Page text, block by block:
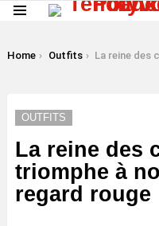
You are here:
Home Outfits La reine des célébrités Letizia triomphe à nouveau
OUTFITS
La reine des
triomphe à
regard rouge